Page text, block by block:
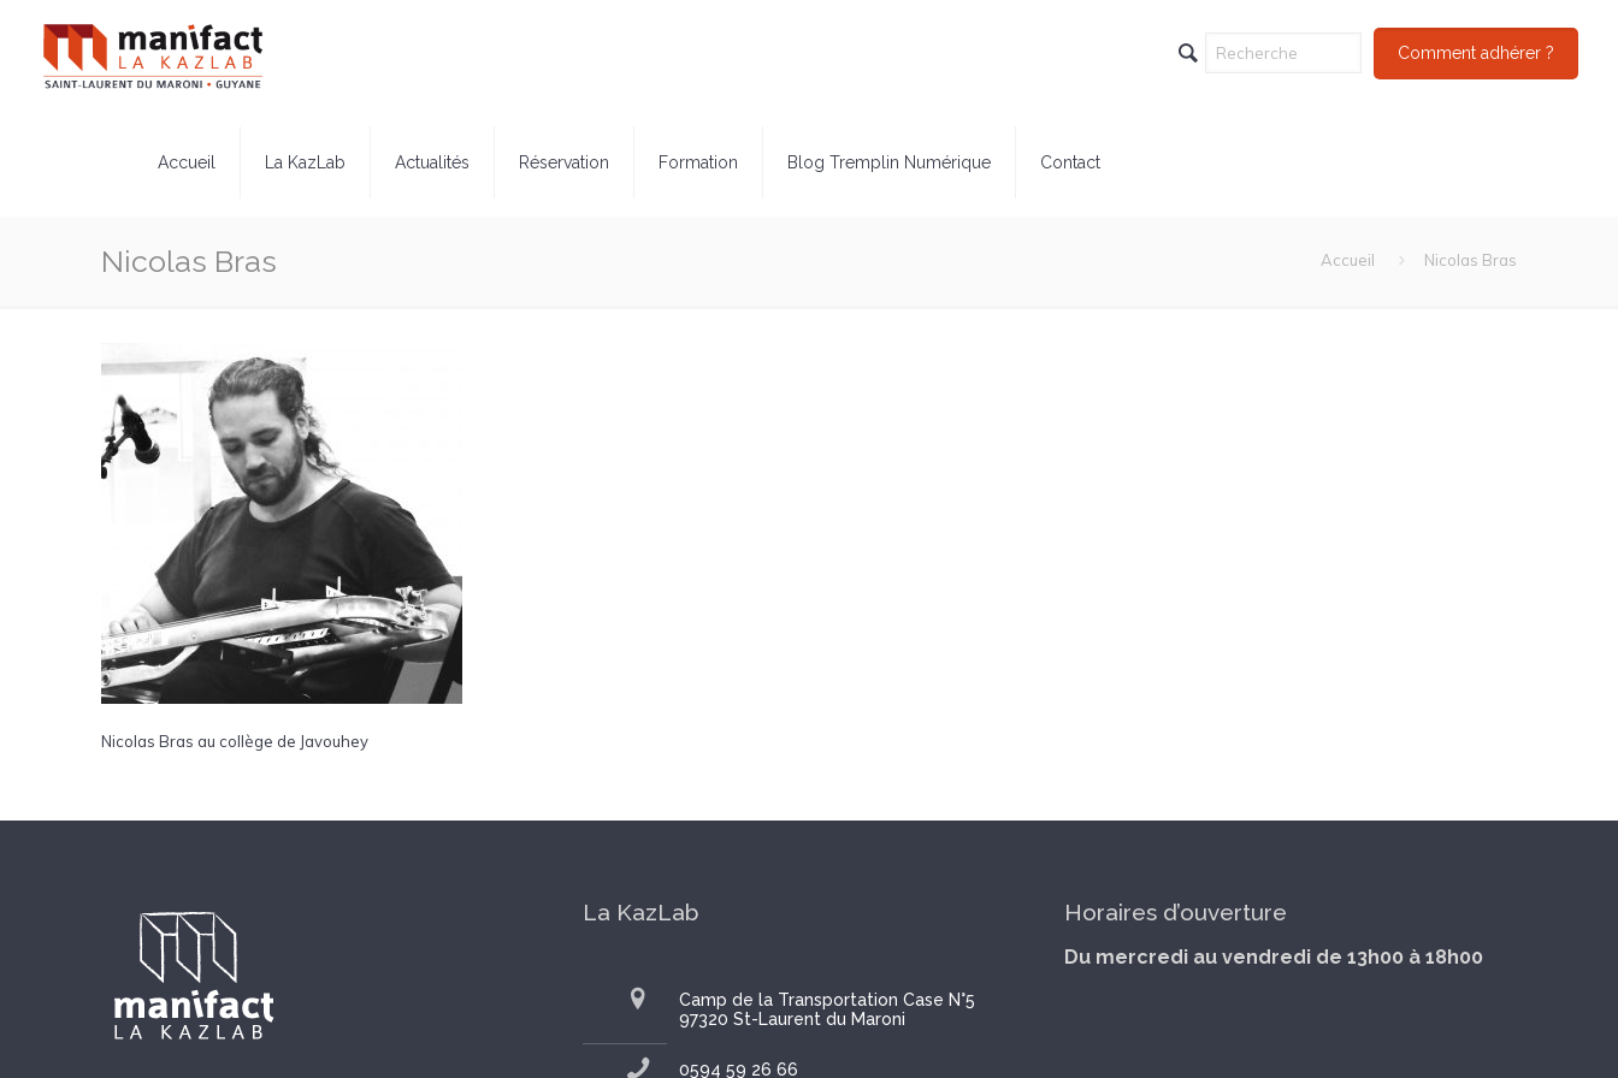
Accueil La KazLab Actualités Réservation Formation Blog Tremplin Numérique Contact
Comment adhérer ?
Nicolas Bras Accueil Nicolas Bras
Nicolas Bras au collège de Javouhey
La KazLab
Camp de la Transportation Case N°5
97320 St-Laurent du Maroni
0594 59 26 66
Horaires d’ouverture
Du mercredi au vendredi de 13h00 à 18h00